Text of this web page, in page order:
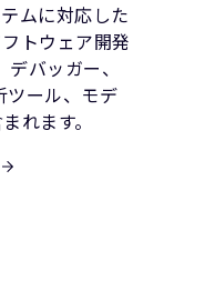
ムに対応した
トウェア開発
バッガー、
ツール、モデ
れます。